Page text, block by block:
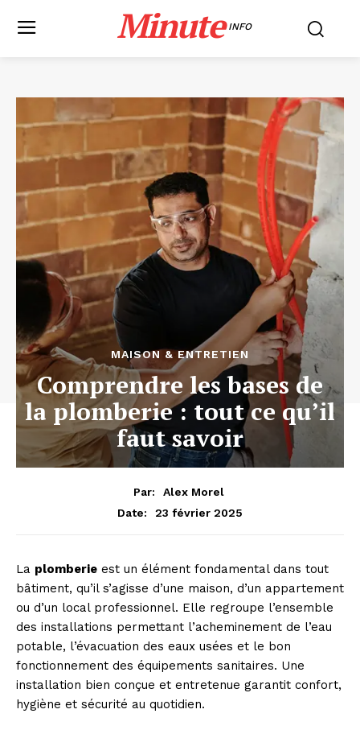
Minute INFO
MAISON & ENTRETIEN
Comprendre les bases de
la plomberie : tout ce qu’il
faut savoir
Par:
Alex Morel
Date:
23 février 2025
La plomberie est un élément fondamental dans tout
bâtiment, qu’il s’agisse d’une maison, d’un appartement
ou d’un local professionnel. Elle regroupe l’ensemble
des installations permettant l’acheminement de l’eau
potable, l’évacuation des eaux usées et le bon
fonctionnement des équipements sanitaires. Une
installation bien conçue et entretenue garantit confort,
hygiène et sécurité au quotidien.